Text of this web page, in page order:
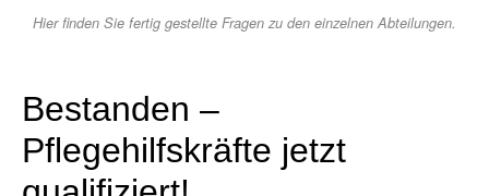
Hier finden Sie fertig gestellte Fragen zu den einzelnen Abteilungen.
Bestanden –
Pflegehilfskräfte jetzt